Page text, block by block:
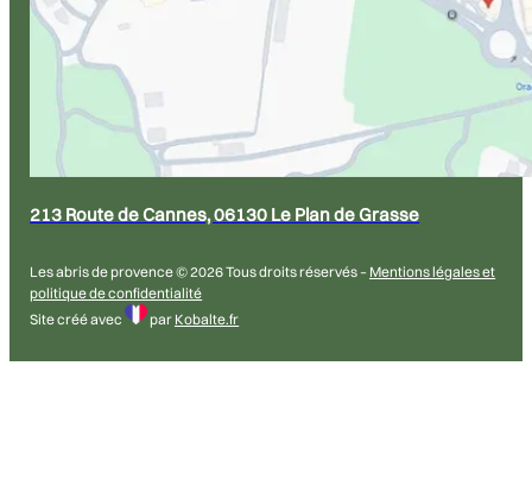
213 Route de Cannes, 06130 Le Plan de Grasse
Les abris de provence © 2026 Tous droits réservés – Mentions légales et
politique de confidentialité
Site créé avec
par Kobalte.fr